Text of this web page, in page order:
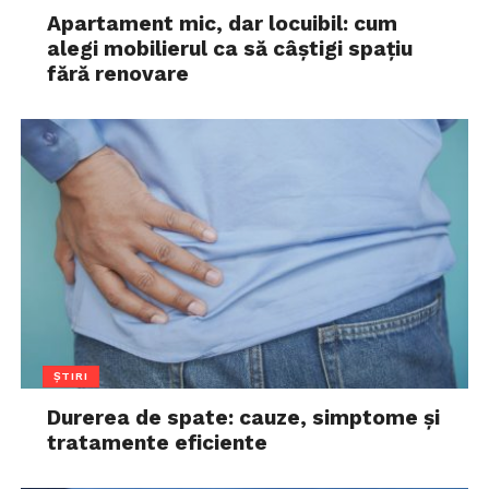
Apartament mic, dar locuibil: cum
alegi mobilierul ca să câștigi spațiu
fără renovare
ȘTIRI
Durerea de spate: cauze, simptome și
tratamente eficiente